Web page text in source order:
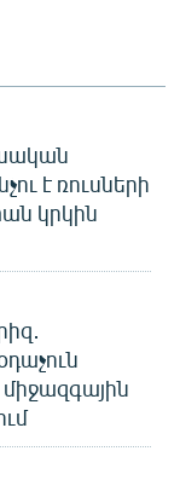
է ռուսների
կրկին
միջազգային